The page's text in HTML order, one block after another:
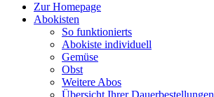
Zur Homepage
Abokisten
So funktionierts
Abokiste individuell
Gemüse
Obst
Weitere Abos
Übersicht Ihrer Dauerbestellungen